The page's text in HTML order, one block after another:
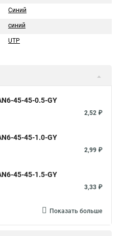
Синий
синий
UTP
45-45-0.5-GY
2,52 ₽
45-45-1.0-GY
2,99 ₽
45-45-1.5-GY
3,33 ₽
Показать больше